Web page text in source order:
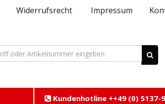
Widerrufsrecht Impressum
Kundenhotline ++49 (0) 5137-